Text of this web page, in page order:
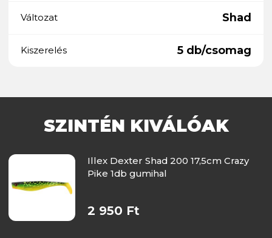
Változat Shad
Kiszerelés 5 db/csomag
SZINTÉN KIVÁLÓAK
Illex Dexter Shad 200 17,5cm Crazy
Pike 1db gumihal
2 950 Ft